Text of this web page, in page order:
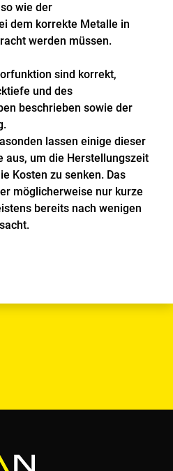
wie der
dem korrekte Metalle in
werden müssen.
sind korrekt,
und des
beschrieben sowie der
lassen einige dieser
aus, um die Herstellungszeit
Kosten zu senken. Das
möglicherweise nur kurze
bereits nach wenigen